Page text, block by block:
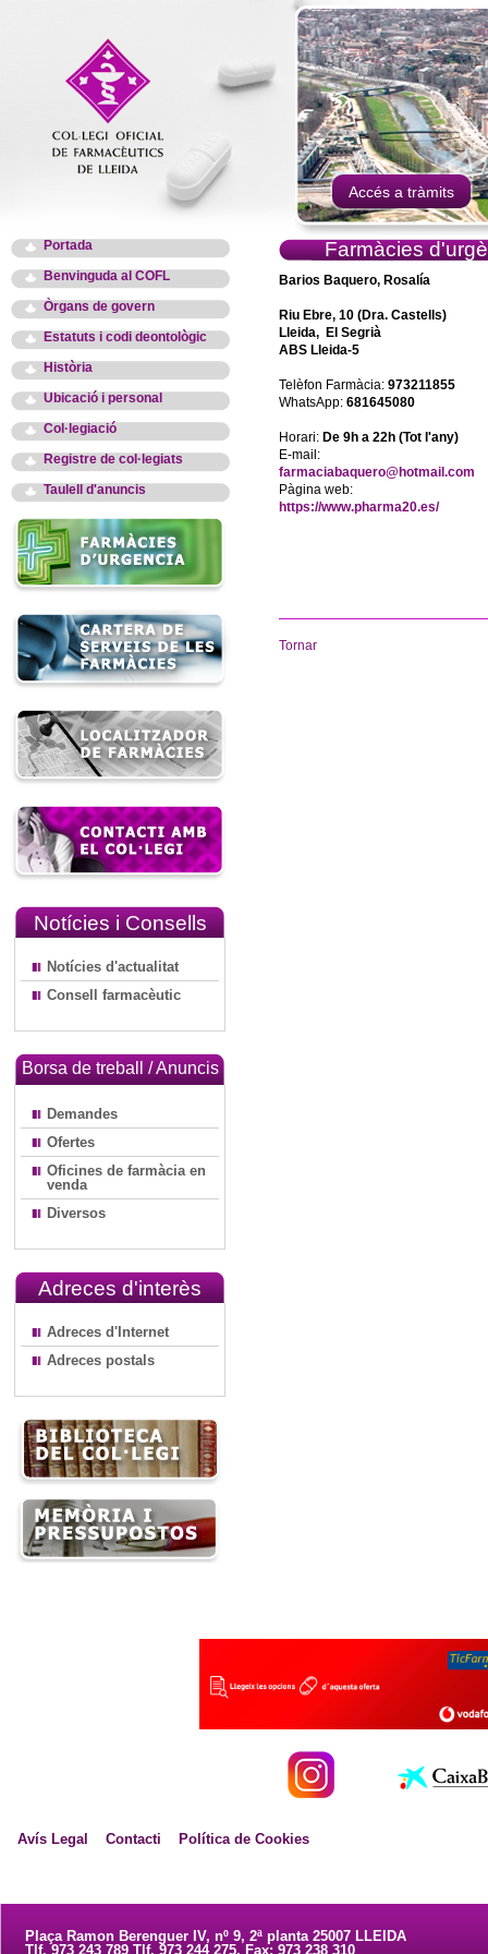
Accés a tràmits
Portada
Benvinguda al COFL
Òrgans de govern
Estatuts i codi deontològic
Història
Ubicació i personal
Col·legiació
Registre de col·legiats
Taulell d'anuncis
Notícies i Consells
Notícies d'actualitat
Consell farmacèutic
Borsa de treball / Anuncis
Demandes
Ofertes
Oficines de farmàcia en
venda
Diversos
Adreces d'interès
Adreces d'Internet
Adreces postals
Farmàcies
Barios Baquero, Rosalía
Riu Ebre, 10 (Dra. Castells)
Lleida, El Segrià
ABS Lleida-5
Telèfon Farmàcia: 973211855
WhatsApp: 681645080
Horari: De 9h a 22h (Tot l'any)
E-mail:
farmaciabaquero@hotmail.com
Pàgina web:
https://www.pharma20.es/
Tornar
Avís Legal Contacti Política de Cookies
Plaça Ramon Berenguer IV, nº 9, 2ª planta 25007 LLEIDA
Tlf. 973 243 789 Tlf. 973 244 275. Fax: 973 238 310